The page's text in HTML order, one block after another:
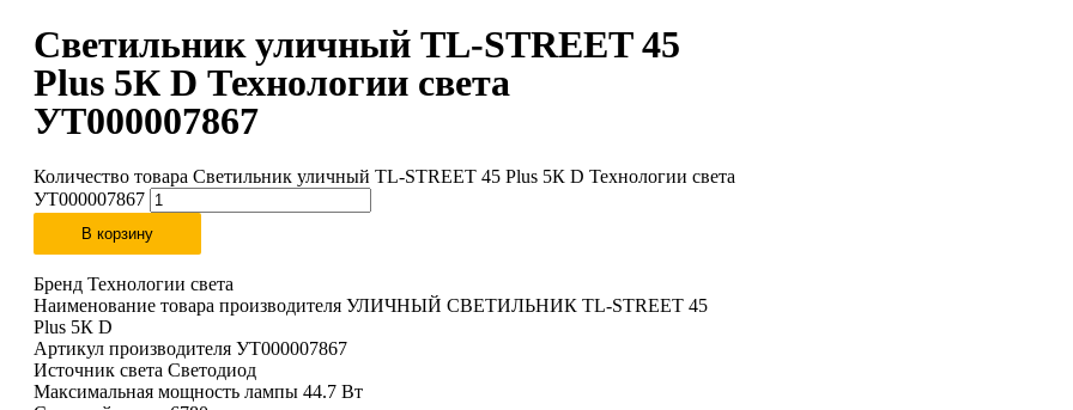
Светильник уличный TL-STREET 45
Plus 5К D Технологии света
УТ000007867
Количество товара Светильник уличный TL-STREET 45 Plus 5К D Технологии света
УТ000007867
В корзину
Бренд Технологии света
Наименование товара производителя УЛИЧНЫЙ СВЕТИЛЬНИК TL-STREET 45
Plus 5К D
Артикул производителя УТ000007867
Источник света Светодиод
Максимальная мощность лампы 44.7 Вт